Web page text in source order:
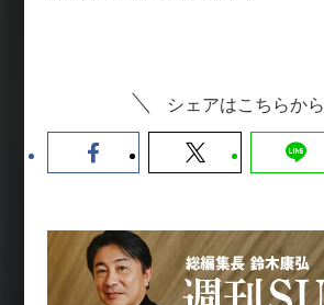
シェアはこちらから